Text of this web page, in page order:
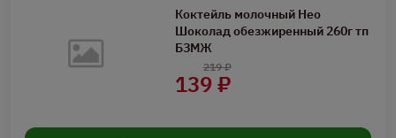
Коктейль молочный Нео
Шоколад обезжиренный 260г тп
БЗМЖ
139 ₽
219 ₽